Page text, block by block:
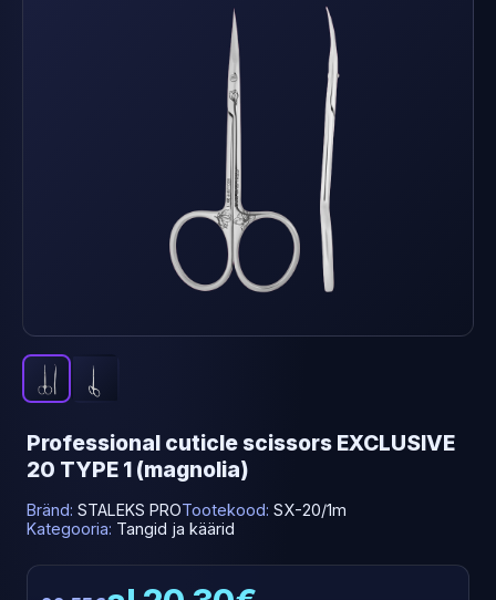
Professional cuticle scissors EXCLUSIVE
20 TYPE 1 (magnolia)
Bränd: STALEKS PROTootekood: SX-20/1m
Kategooria: Tangid ja käärid